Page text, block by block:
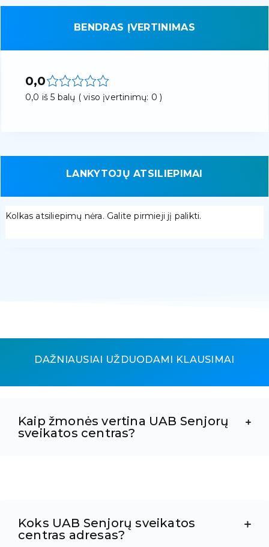
BENDRAS ĮVERTINIMAS
0,0
0,0 iš 5 balų ( viso įvertinimų: 0 )
LANKYTOJŲ ATSILIEPIMAI
Kolkas atsiliepimų nėra. Galite pirmieji jį palikti.
DAŽNIAUSIAI UŽDUODAMI KLAUSIMAI
Kaip žmonės vertina UAB Senjorų
sveikatos centras?
Koks UAB Senjorų sveikatos
centras adresas?